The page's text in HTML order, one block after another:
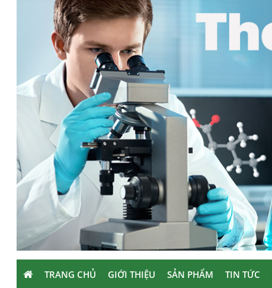
TRANG CHỦ GIỚI THIỆU SẢN PHẨM TIN TỨC